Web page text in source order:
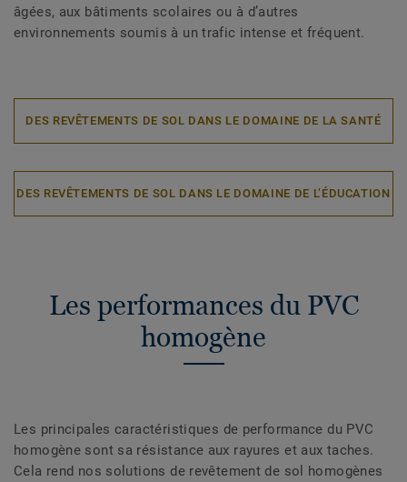
âgées, aux bâtiments scolaires ou à d’autres
environnements soumis à un trafic intense et fréquent.
DES REVÊTEMENTS DE SOL DANS LE DOMAINE DE LA SANTÉ
DES REVÊTEMENTS DE SOL DANS LE DOMAINE DE L’ÉDUCATION
Les performances du PVC
homogène
Les principales caractéristiques de performance du PVC
homogène sont sa résistance aux rayures et aux taches.
Cela rend nos solutions de revêtement de sol homogènes